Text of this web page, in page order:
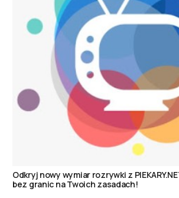
Odkryj nowy wymiar rozrywki z
bez granic na Twoich zasadach!